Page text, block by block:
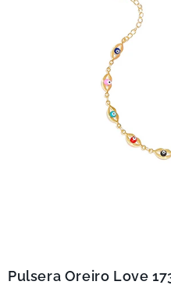
Pulsera Oreiro Love